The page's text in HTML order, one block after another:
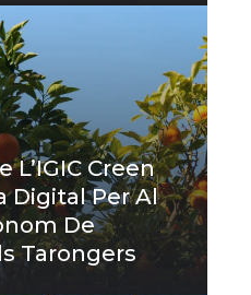
L’IGIC Creen
Digital Per Al
De
Tarongers